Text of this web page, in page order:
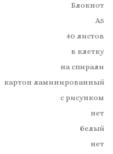
Блокнот
А5
40 листов
в клетку
на спирали
картон ламинированный
с рисунком
нет
белый
нет